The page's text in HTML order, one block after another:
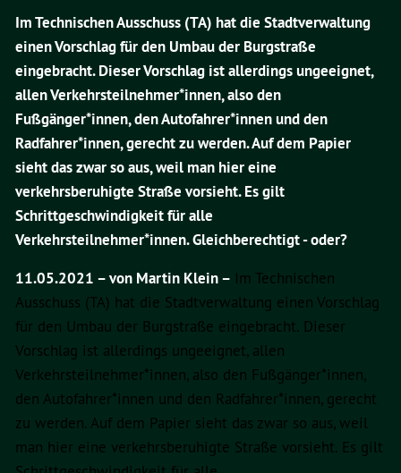
Im Technischen Ausschuss (TA) hat die Stadtverwaltung
einen Vorschlag für den Umbau der Burgstraße
eingebracht. Dieser Vorschlag ist allerdings ungeeignet,
allen Verkehrsteilnehmer*innen, also den
Fußgänger*innen, den Autofahrer*innen und den
Radfahrer*innen, gerecht zu werden. Auf dem Papier
sieht das zwar so aus, weil man hier eine
verkehrsberuhigte Straße vorsieht. Es gilt
Schrittgeschwindigkeit für alle
Verkehrsteilnehmer*innen. Gleichberechtigt - oder?
11.05.2021 –von Martin Klein – Im Technischen
Ausschuss (TA) hat die Stadtverwaltung einen Vorschlag
für den Umbau der Burgstraße eingebracht. Dieser
Vorschlag ist allerdings ungeeignet, allen
Verkehrsteilnehmer*innen, also den Fußgänger*innen,
den Autofahrer*innen und den Radfahrer*innen, gerecht
zu werden. Auf dem Papier sieht das zwar so aus, weil
man hier eine verkehrsberuhigte Straße vorsieht. Es gilt